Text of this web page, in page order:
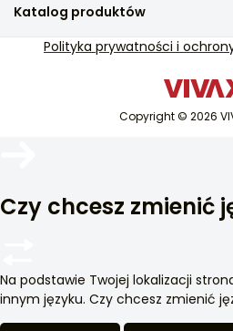
Często zadawane pytania
Wsparcie serwisowe
Blog i aktualności
Katalog produktów
Telewizja i dźwięk
Copyright © 2026
Polityka prywatności i
Czy chcesz zmienić
Na podstawie Twojej lokalizacji
innym języku. Czy chcesz zmienić